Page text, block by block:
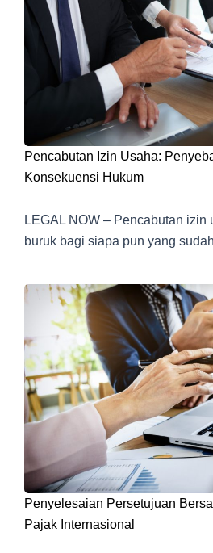
Pencabutan Izin Usaha:
Konsekuensi Hukum
LEGAL NOW – Pencabutan izin
buruk bagi siapa pun yang
Penyelesaian Persetujuan
Pajak Internasional